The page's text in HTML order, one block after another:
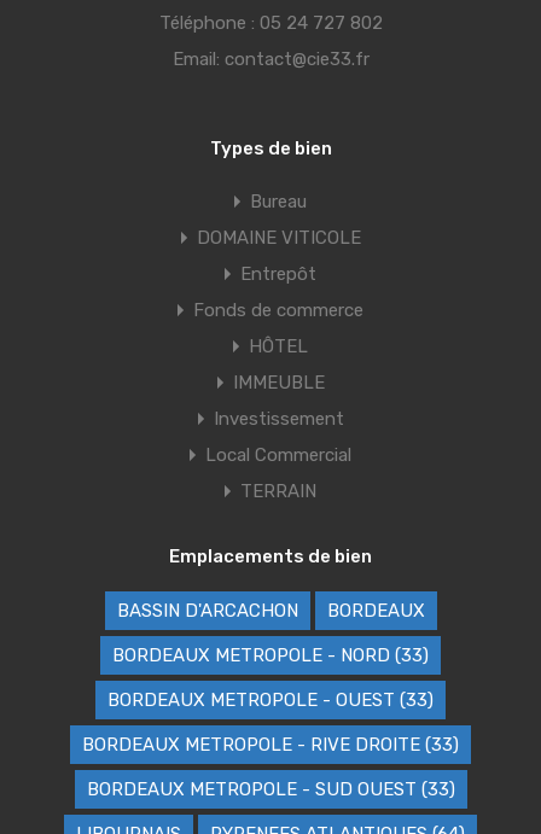
Téléphone : 05 24 727 802
Email: contact@cie33.fr
Types de bien
Bureau
DOMAINE VITICOLE
Entrepôt
Fonds de commerce
HÔTEL
IMMEUBLE
Investissement
Local Commercial
TERRAIN
Emplacements de bien
BASSIN D'ARCACHON BORDEAUX
BORDEAUX METROPOLE - NORD (33)
BORDEAUX METROPOLE - OUEST (33)
BORDEAUX METROPOLE - RIVE DROITE (33)
BORDEAUX METROPOLE - SUD OUEST (33)